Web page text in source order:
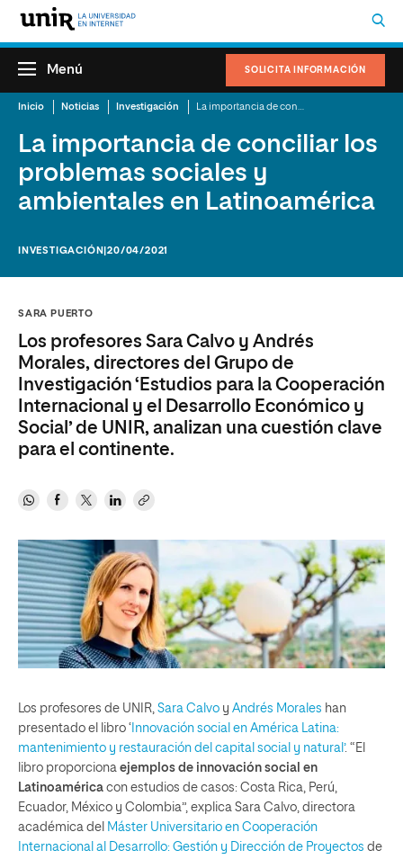
SOLICITA INFORMACIÓN
Menú
Inicio Noticias Investigación
La importancia de conciliar los
problemas sociales y
ambientales en Latinoamérica
INVESTIGACIÓN |20/04/2021
SARA PUERTO
Los profesores Sara Calvo y Andrés
Morales, directores del Grupo de
Investigación ‘Estudios para la Cooperación
Internacional y el Desarrollo Económico y
Social’ de UNIR, analizan una cuestión clave
para el continente.
Los profesores de UNIR, Sara Calvo y Andrés Morales han
presentado el libro ‘ Innovación social en América Latina:
mantenimiento y restauración del capital social y natural’. “El
libro proporciona ejemplos de innovación social en
Latinoamérica con estudios de casos: Costa Rica, Perú,
Ecuador, México y Colombia”, explica Sara Calvo, directora
académica del Máster Universitario en Cooperación
Internacional al Desarrollo: Gestión y Dirección de Proyectos de